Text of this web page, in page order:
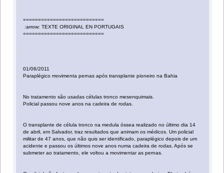
===========================
:arrow: TEXTE ORIGINAL EN PORTUGAIS
===========================
01/06/2011
Paraplégico movimenta pernas após transplante pioneiro na Bahia
No tratamento são usadas células tronco mesenquimais.
Policial passou nove anos na cadeira de rodas.
O transplante de célula tronco na medula óssea realizado no último dia 14
de abril, em Salvador, traz resultados que animam os médicos. Um policial
militar de 47 anos, que não quis ser identificado, paraplégico depois de um
acidente e passou os últimos nove anos numa cadeira de rodas. Após se
submeter ao tratamento, ele voltou a movimentar as pernas.